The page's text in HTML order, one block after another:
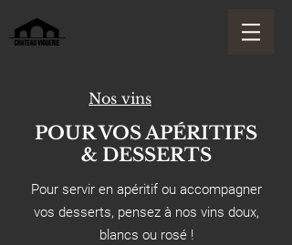
POUR VOS APÉRITIFS
& DESSERTS
Pour servir en apéritif ou accompagner
vos desserts, pensez à nos vins doux,
blancs ou rosé !
Nos vins